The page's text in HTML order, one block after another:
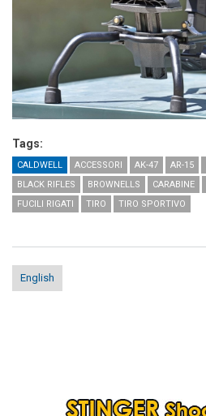
Tags:
CALDWELL ACCESSORI AK-47 AR-15
BLACK RIFLES
BROWNELLS CARABINE
FUCILI RIGATI
TIRO TIRO SPORTIVO
English